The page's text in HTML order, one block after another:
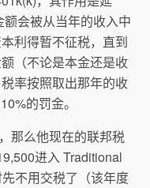
会被从当年的收入中
利得暂不征税，直到
（不论是本金还是收
率按照取出那年的收
的罚金。
那么他现在的联邦税
进入 Traditional
不用交税了（该年度